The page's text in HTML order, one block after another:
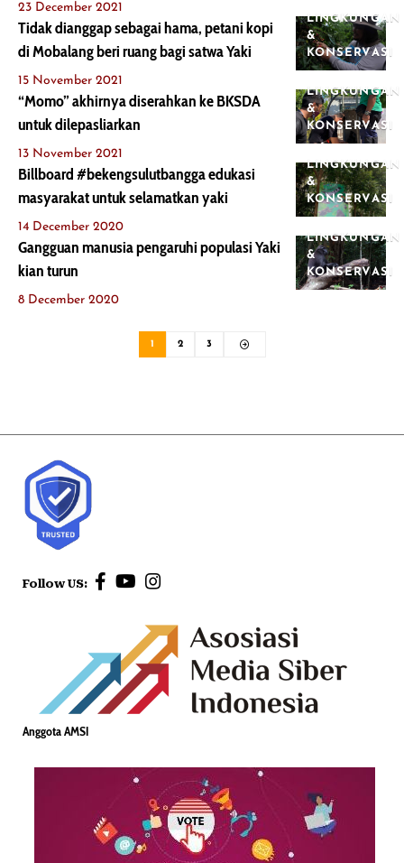
23 December 2021
LINGKUNGAN
&
KONSERVASI
Tidak dianggap sebagai hama, petani kopi
di Mobalang beri ruang bagi satwa Yaki
15 November 2021
LINGKUNGAN
&
KONSERVASI
“Momo” akhirnya diserahkan ke BKSDA
untuk dilepasliarkan
13 November 2021
LINGKUNGAN
&
KONSERVASI
Billboard #bekengsulutbangga edukasi
masyarakat untuk selamatkan yaki
14 December 2020
LINGKUNGAN
&
KONSERVASI
Gangguan manusia pengaruhi populasi Yaki
kian turun
8 December 2020
1 2 3
Follow US:
Anggota AMSI